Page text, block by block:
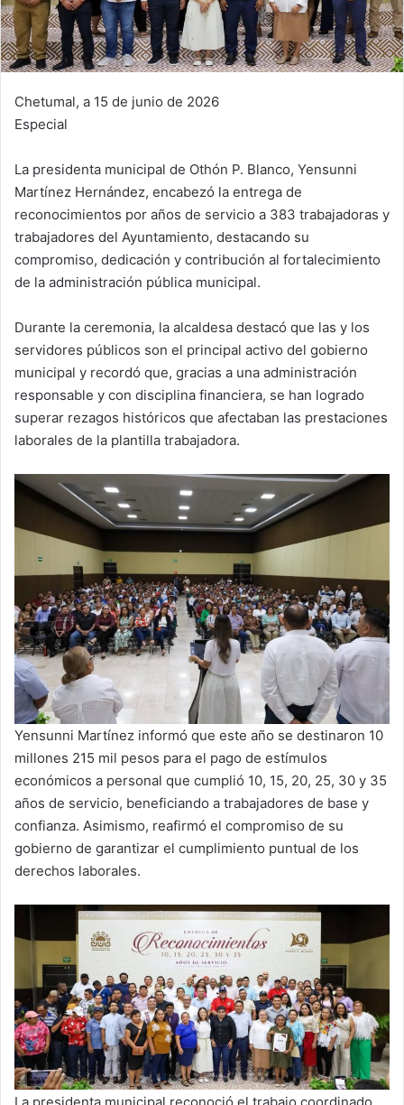
Chetumal, a 15 de junio de 2026
Especial
La presidenta municipal de Othón P. Blanco, Yensunni
Martínez Hernández, encabezó la entrega de
reconocimientos por años de servicio a 383 trabajadoras y
trabajadores del Ayuntamiento, destacando su
compromiso, dedicación y contribución al fortalecimiento
de la administración pública municipal.
Durante la ceremonia, la alcaldesa destacó que las y los
servidores públicos son el principal activo del gobierno
municipal y recordó que, gracias a una administración
responsable y con disciplina financiera, se han logrado
superar rezagos históricos que afectaban las prestaciones
laborales de la plantilla trabajadora.
Yensunni Martínez informó que este año se destinaron 10
millones 215 mil pesos para el pago de estímulos
económicos a personal que cumplió 10, 15, 20, 25, 30 y 35
años de servicio, beneficiando a trabajadores de base y
confianza. Asimismo, reafirmó el compromiso de su
gobierno de garantizar el cumplimiento puntual de los
derechos laborales.
La presidenta municipal reconoció el trabajo coordinado